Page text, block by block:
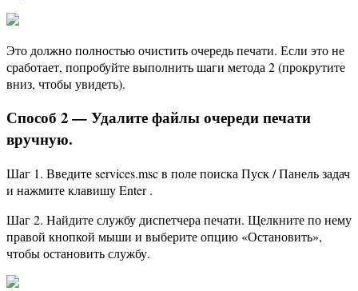
Это должно полностью очистить очередь печати. Если это не
сработает, попробуйте выполнить шаги метода 2 (прокрутите
вниз, чтобы увидеть).
Способ 2 — Удалите файлы очереди печати
вручную.
Шаг 1. Введите services.msc в поле поиска Пуск / Панель задач
и нажмите клавишу Enter .
Шаг 2. Найдите службу диспетчера печати. Щелкните по нему
правой кнопкой мыши и выберите опцию «Остановить»,
чтобы остановить службу.